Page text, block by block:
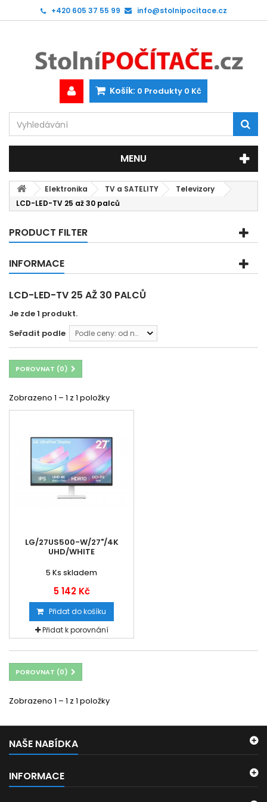
+420 605 37 55 99 info@stolnipocitace.cz
Košík: 0 Produkty 0 Kč
MENU
Elektronika TV a SATELITY
Televizory
LCD-LED-TV 25 až 30 palců
PRODUCT FILTER
INFORMACE
LCD-LED-TV 25 AŽ 30 PALCŮ
Je zde 1 produkt.
Seřadit podle
Podle ceny: od nejnižší
POROVNAT (0)
Zobrazeno 1 – 1 z 1 položky
LG/27US500-W/27"/4K
UHD/WHITE
5 Ks skladem
5 142 Kč
Přidat do košíku
Přidat k porovnání
POROVNAT (0)
Zobrazeno 1 – 1 z 1 položky
NAŠE NABÍDKA
INFORMACE